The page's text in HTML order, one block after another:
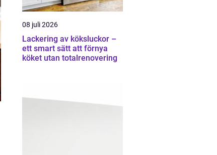
08 juli 2026
Lackering av köksluckor –
ett smart sätt att förnya
köket utan totalrenovering